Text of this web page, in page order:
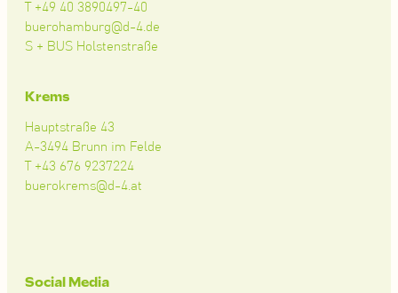
T +49 40 3890497-40
buerohamburg@d-4.de
S + BUS Holstenstraße
Krems
Hauptstraße 43
A-3494 Brunn im Felde
T +43 676 9237224
buerokrems@d-4.at
Social Media